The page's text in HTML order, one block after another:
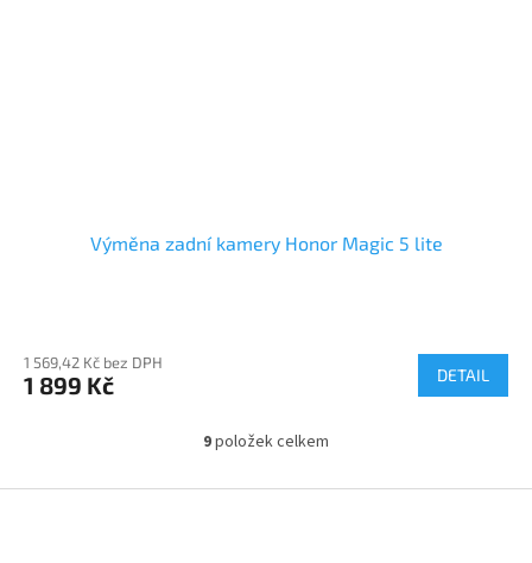
Výměna zadní kamery Honor Magic 5 lite
1 569,42 Kč bez DPH
1 899 Kč DETAIL
O
l
9položek celkem